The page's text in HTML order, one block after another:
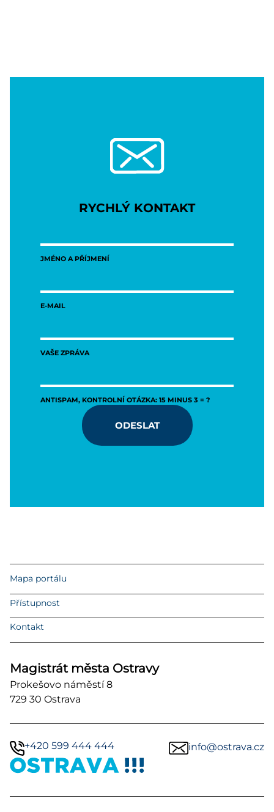
RYCHLÝ KONTAKT
JMÉNO A PŘÍJMENÍ
E-MAIL
VAŠE ZPRÁVA
ANTISPAM, KONTROLNÍ OTÁZKA: 15 MINUS 3 = ?
ODESLAT
Mapa portálu
Přístupnost
Kontakt
Magistrát města Ostravy
Prokešovo náměstí 8
729 30 Ostrava
+420 599 444 444 info@ostrava.cz